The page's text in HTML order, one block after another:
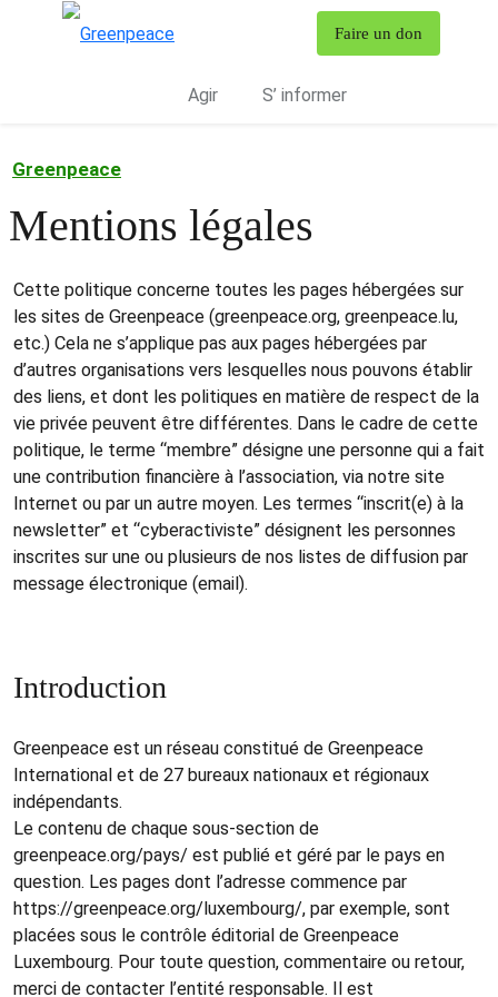
Faire un don
Agir S’ informer
Greenpeace
Mentions légales
Cette politique concerne toutes les pages hébergées sur
les sites de Greenpeace (greenpeace.org, greenpeace.lu,
etc.) Cela ne s’applique pas aux pages hébergées par
d’autres organisations vers lesquelles nous pouvons établir
des liens, et dont les politiques en matière de respect de la
vie privée peuvent être différentes. Dans le cadre de cette
politique, le terme “membre” désigne une personne qui a fait
une contribution financière à l’association, via notre site
Internet ou par un autre moyen. Les termes “inscrit(e) à la
newsletter” et “cyberactiviste” désignent les personnes
inscrites sur une ou plusieurs de nos listes de diffusion par
message électronique (email).
Introduction
Greenpeace est un réseau constitué de Greenpeace
International et de 27 bureaux nationaux et régionaux
indépendants.
Le contenu de chaque sous-section de
greenpeace.org/pays/ est publié et géré par le pays en
question. Les pages dont l’adresse commence par
https://greenpeace.org/luxembourg/, par exemple, sont
placées sous le contrôle éditorial de Greenpeace
Luxembourg. Pour toute question, commentaire ou retour,
merci de contacter l’entité responsable. Il est